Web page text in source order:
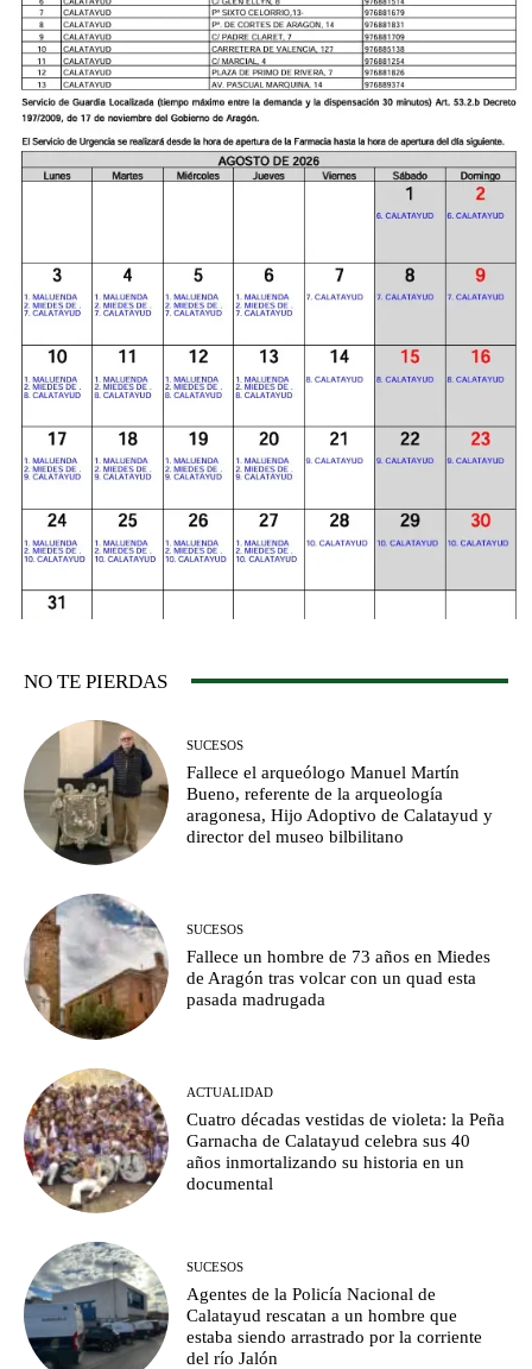
NO TE PIERDAS
SUCESOS
Fallece el arqueólogo Manuel Martín
Bueno, referente de la arqueología
aragonesa, Hijo Adoptivo de Calatayud y
director del museo bilbilitano
SUCESOS
Fallece un hombre de 73 años en Miedes
de Aragón tras volcar con un quad esta
pasada madrugada
ACTUALIDAD
Cuatro décadas vestidas de violeta: la Peña
Garnacha de Calatayud celebra sus 40
años inmortalizando su historia en un
documental
SUCESOS
Agentes de la Policía Nacional de
Calatayud rescatan a un hombre que
estaba siendo arrastrado por la corriente
del río Jalón